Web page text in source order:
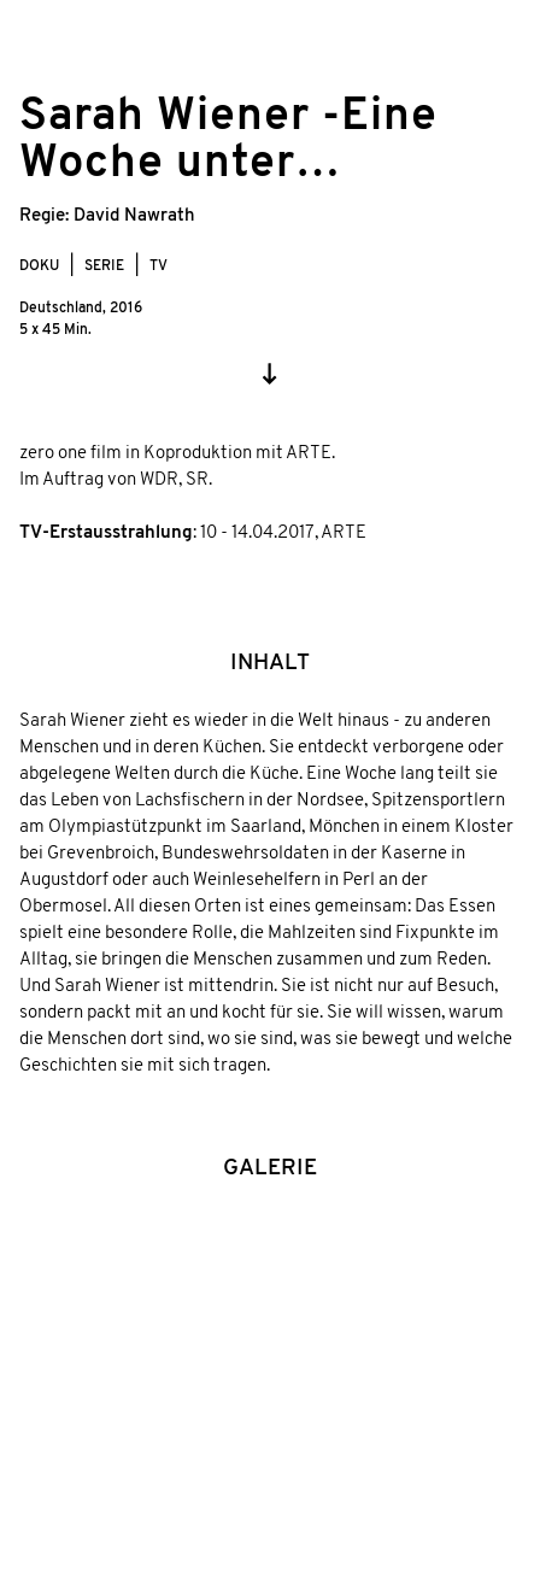
© Ralf Klingelhöfer/zero one film
Sarah Wiener -Eine
Woche unter…
Regie: David Nawrath
DOKU SERIE TV
Deutschland, 2016
5 x 45 Min.
zero one film in Koproduktion mit ARTE.
Im Auftrag von WDR, SR.
TV-Erstausstrahlung: 10 - 14.04.2017, ARTE
INHALT
Sarah Wiener zieht es wieder in die Welt hinaus - zu anderen
Menschen und in deren Küchen. Sie entdeckt verborgene oder
abgelegene Welten durch die Küche. Eine Woche lang teilt sie
das Leben von Lachsfischern in der Nordsee, Spitzensportlern
am Olympiastützpunkt im Saarland, Mönchen in einem Kloster
bei Grevenbroich, Bundeswehrsoldaten in der Kaserne in
Augustdorf oder auch Weinlesehelfern in Perl an der
Obermosel. All diesen Orten ist eines gemeinsam: Das Essen
spielt eine besondere Rolle, die Mahlzeiten sind Fixpunkte im
Alltag, sie bringen die Menschen zusammen und zum Reden.
Und Sarah Wiener ist mittendrin. Sie ist nicht nur auf Besuch,
sondern packt mit an und kocht für sie. Sie will wissen, warum
die Menschen dort sind, wo sie sind, was sie bewegt und welche
Geschichten sie mit sich tragen.
GALERIE